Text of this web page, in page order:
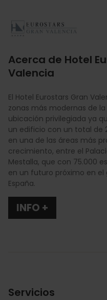
Acerca de Hotel
Valencia
Imagen
El Hotel Eurostars Gran
zonas más modernas de
ubicación privilegiada ya
un edificio con un total de
en una de las áreas más
crecimiento, entre el
Mestalla, que con 75.000
en un futuro próximo en
España.
INFO +
Servicios